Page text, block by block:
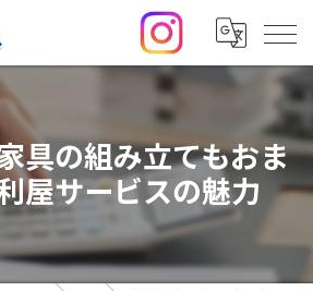
具の組み立てもおま
屋サービスの魅力